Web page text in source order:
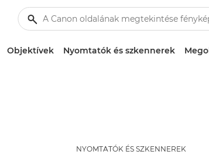
Objektívek Nyomtatók és szkennerek
NYOMTATÓK ÉS SZKENNEREK